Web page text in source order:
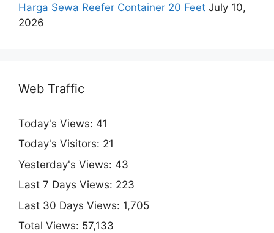
Harga Sewa Reefer Container 20 Feet July 10,
2026
Web Traffic
Today's Views: 41
Today's Visitors: 21
Yesterday's Views: 43
Last 7 Days Views: 223
Last 30 Days Views: 1,705
Total Views: 57,133